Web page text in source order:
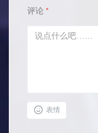
评论 *
表情